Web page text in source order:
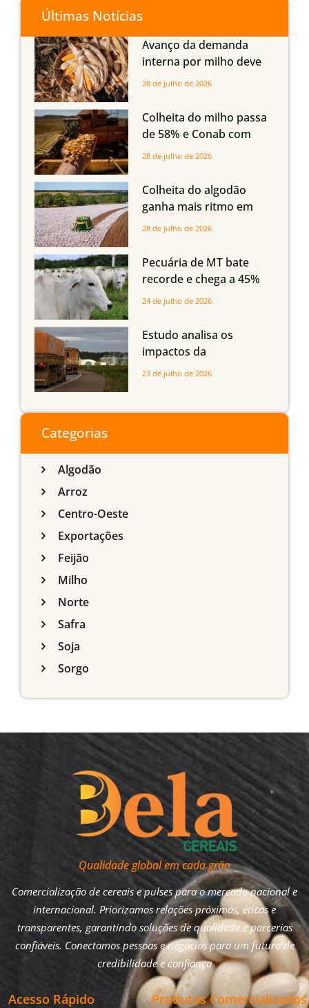
Últimas Notícias
Avanço da demanda
interna por milho deve
compensar aumento da
em Mato Grosso, aponta
Imea
28 de julho de 2026
Colheita do milho passa
de 58% e Conab com
boas produtividades em
quedas em Tocantins,
Maranhão e Piauí
28 de julho de 2026
Colheita do algodão
ganha mais ritmo em
Mato Grosso, Mato
Maranhão
28 de julho de 2026
Pecuária de MT bate
recorde e chega a 45%
dos bovinos abatidos
24 de julho de 2026
Estudo analisa os
impactos da
infraestrutura logística
do Sul
23 de julho de 2026
Categorias
Algodão
Arroz
Centro-Oeste
Exportações
Feijão
Milho
Norte
Safra
Soja
Sorgo
Qualidade global em cada grão
Comercialização de cereais e pulses para o mercado nacional e
internacional. Priorizamos relações próximas, éticas e
transparentes, garantindo soluções de qualidade e parcerias
confiáveis. Conectamos pessoas e negócios para um futuro de
credibilidade e confiança
Acesso Rápido Produtos Comercializados